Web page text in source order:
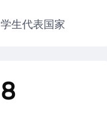
学生代表国家
8